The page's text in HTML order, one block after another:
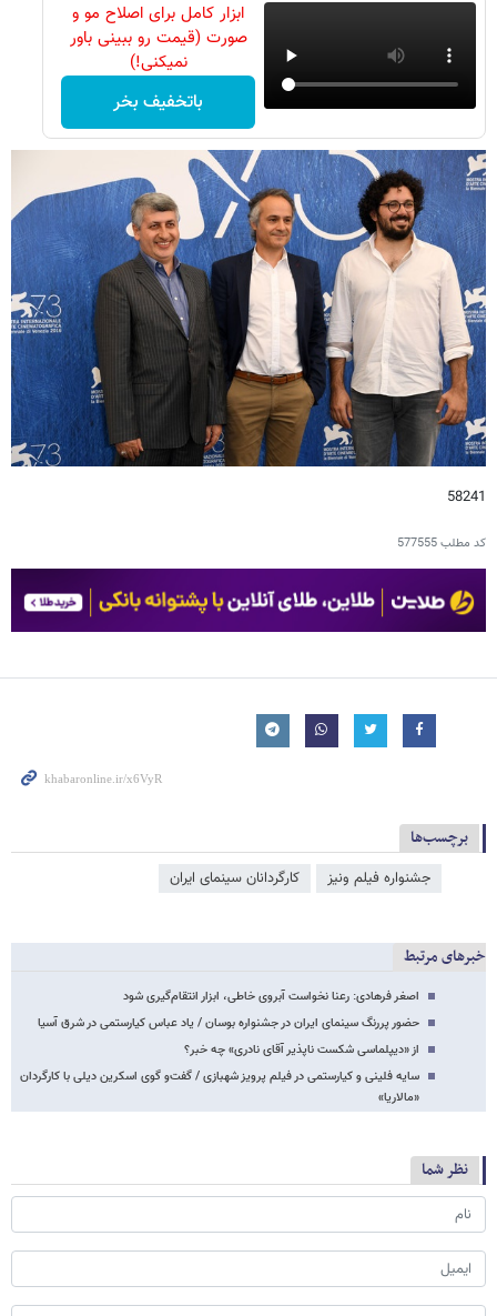
ابزار کامل برای اصلاح مو و
صورت (قیمت رو ببینی باور
نمیکنی!)
باتخفیف بخر
58241
کد مطلب577555
برچسب‌ها
جشنواره فیلم ونیز کارگردانان سینمای ایران
خبرهای مرتبط
اصغر فرهادی: رعنا نخواست آبروی خاطی، ابزار انتقام‌گیری شود
حضور پررنگ سینمای ایران در جشنواره بوسان / یاد عباس کیارستمی در شرق آسیا
از «دیپلماسی شکست ناپذیر آقای نادری» چه خبر؟
سایه فلینی و کیارستمی در فیلم پرویز شهبازی / گفت‌و گوی اسکرین دیلی با کارگردان
«مالاریا»
نظر شما